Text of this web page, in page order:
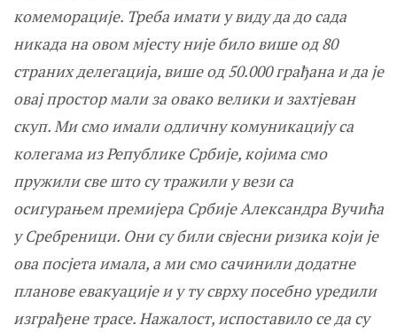
комеморације. Треба имати у виду да до сада
никада на овом мјесту није било више од 80
страних делегација, више од 50.000 грађана и да је
овај простор мали за овако велики и захтјеван
скуп. Ми смо имали одличну комуникацију са
колегама из Републике Србије, којима смо
пружили све што су тражили у вези са
осигурањем премијера Србије Александра Вучића
у Сребреници. Они су били свјесни ризика који је
ова посјета имала, а ми смо сачинили додатне
планове евакуације и у ту сврху посебно уредили
изграђене трасе. Нажалост, испоставило се да су